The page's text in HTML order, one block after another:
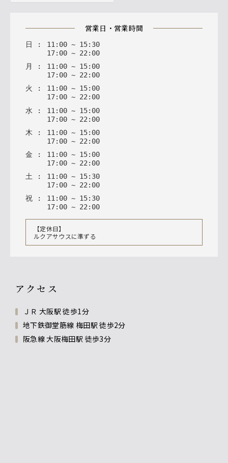
営業日・営業時間
日 : 11 : 00 ~ 15: 30
17: 00 ~ 22 : 00
月
: 11: 00 ~ 15: 00
17: 00 ~ 22: 00
火
: 11: 00 ~ 15: 00
17: 00 ~ 22: 00
水 : 11 : 00 ~ 15: 00
17: 00 ~ 22 : 00
木 : 11 : 00 ~ 15: 00
17: 00 ~ 22 : 00
金 : 11 : 00 ~ 15: 00
17: 00 ~ 22 : 00
土 : 11 : 00 ~ 15: 30
17: 00 ~ 22 : 00
祝 : 11 : 00 ~ 15: 30
17: 00 ~ 22 : 00
【定休日】
ルクアサウスに準ずる
アクセス
ＪＲ 大阪駅 徒歩1分
地下鉄御堂筋線 梅田駅 徒歩2分
阪急線 大阪梅田駅 徒歩3分